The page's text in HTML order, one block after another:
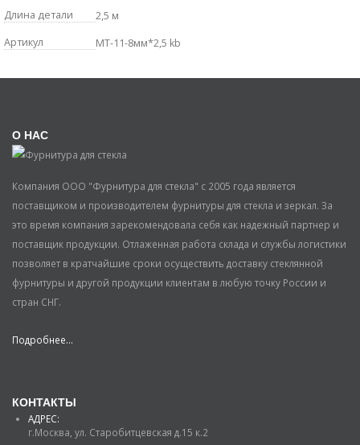
Длина детали
2,5 м
Артикул
MT-11-8мм*2,5 kb
О НАС
Компания ООО "Фурнитура для стекла" с 2005 года является
поставщиком и производителем фурнитуры для стекла и зеркал. За
это время компания зарекомендовала себя как надежный партнер и
поставщик продукции. Отлаженная работа склада и службы логистики
позволяет в кратчайшие сроки осуществить доставку стеклянной
фурнитуры и другой продукции клиентам в любую точку России и
стран СНГ.
Подробнее...
КОНТАКТЫ
АДРЕС:
г.Москва, ул. Старобитцевская д.15 к.2